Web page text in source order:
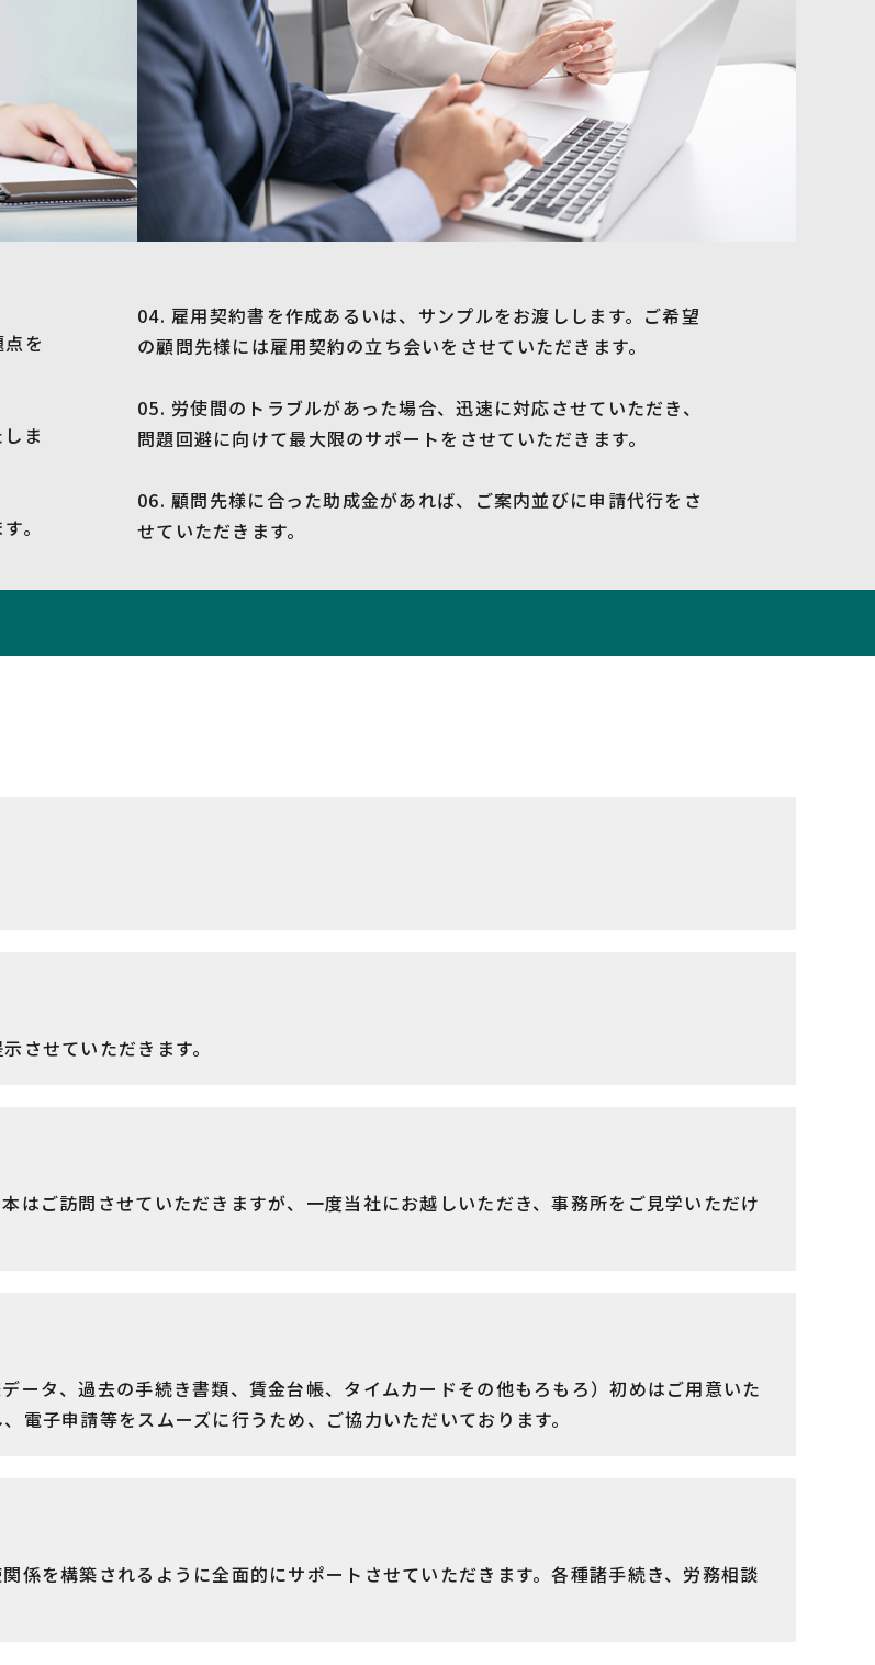
を
ま
。
04. 雇用契約書を作成あるいは、サンプルをお渡しします。ご希望
の顧問先様には雇用契約の立ち会いをさせていただきます。
05. 労使間のトラブルがあった場合、迅速に対応させていただき、
問題回避に向けて最大限のサポートをさせていただきます。
06. 顧問先様に合った助成金があれば、ご案内並びに申請代行をさ
せていただきます。
させていただきます。
はご訪問させていただきますが、一度当社にお越しいただき、事務所をご見学いただけ
ータ、過去の手続き書類、賃金台帳、タイムカードその他もろもろ）初めはご用意いた
子申請等をスムーズに行うため、ご協力いただいております。
係を構築されるように全面的にサポートさせていただきます。各種諸手続き、労務相談